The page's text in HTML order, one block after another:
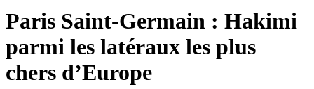
Paris Saint-Germain : Hakimi
parmi les latéraux les plus
chers d’Europe